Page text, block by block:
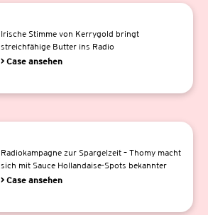
Irische Stimme von Kerrygold bringt
streichfähige Butter ins Radio
> Case ansehen
Radiokampagne zur Spargelzeit – Thomy macht
sich mit Sauce Hollandaise-Spots bekannter
> Case ansehen